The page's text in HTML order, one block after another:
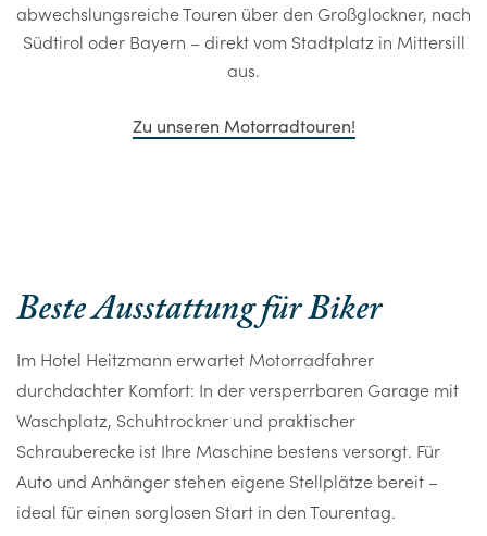
abwechslungsreiche Touren über den Großglockner, nach
Südtirol oder Bayern – direkt vom Stadtplatz in Mittersill
aus.
Zu unseren Motorradtouren!
Beste Ausstattung für Biker
Im Hotel Heitzmann erwartet Motorradfahrer
durchdachter Komfort: In der versperrbaren Garage mit
Waschplatz, Schuhtrockner und praktischer
Schrauberecke ist Ihre Maschine bestens versorgt. Für
Auto und Anhänger stehen eigene Stellplätze bereit –
ideal für einen sorglosen Start in den Tourentag.